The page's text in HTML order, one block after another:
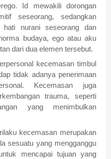
Id mewakili dorongan
seseorang, sedangkan
hati nurani seseorang dan
budaya, ego atau aku
dari dua elemen tersebut.
kecemasan timbul
tidak adanya penerimaan
Kecemasan juga
trauma, seperti
yang menimbulkan
kecemasan merupakan
sesuatu yang mengganggu
mencapai tujuan yang